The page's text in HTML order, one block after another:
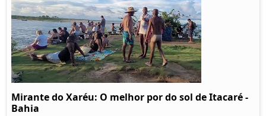
Mirante do Xaréu: O melhor por do sol de Itacaré -
Bahia